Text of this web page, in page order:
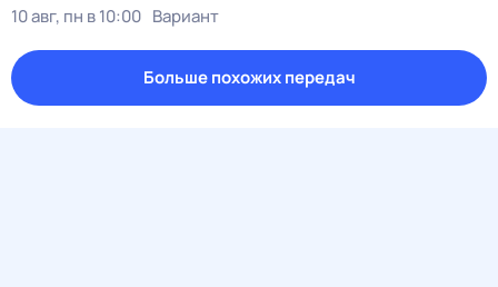
10 авг, пн в 10:00 Вариант
Больше похожих передач